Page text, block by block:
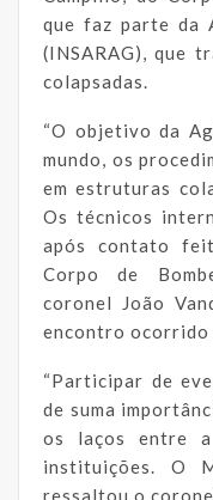
que faz parte da
(INSARAG), que
colapsadas.
“O objetivo da
mundo, os
em estruturas
Os técnicos
após contato
Corpo de
coronel João
encontro ocorrido
“Participar de
de suma
os laços entre
instituições. O
ressaltou o